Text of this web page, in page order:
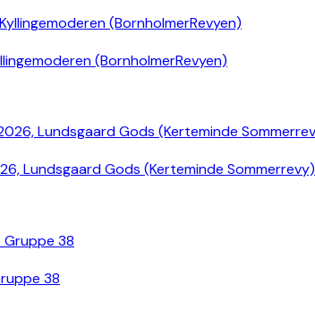
(BornholmerRevyen)
Lundsgaard Gods (Kerteminde Sommerrevy)
38